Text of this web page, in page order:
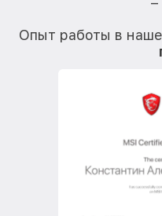
Опыт работы в